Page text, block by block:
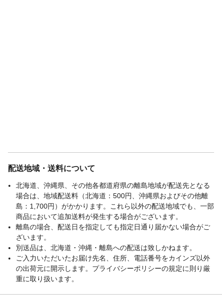
配送地域・送料について
北海道、沖縄県、その他各都道府県の離島地域が配送先となる
場合は、地域配送料（北海道：500円、沖縄県およびその他離
島：1,700円）がかかります。これら以外の配送地域でも、一部
商品において追加送料が発生する場合がございます。
離島の場合、配送日を指定しても指定日通り届かない場合がご
ざいます。
別送品は、北海道・沖縄・離島への配送は致しかねます。
ご入力いただいたお届け先名、住所、電話番号をカインズ以外
の出荷元に開示します。プライバシーポリシーの規定に則り厳
重に取り扱います。